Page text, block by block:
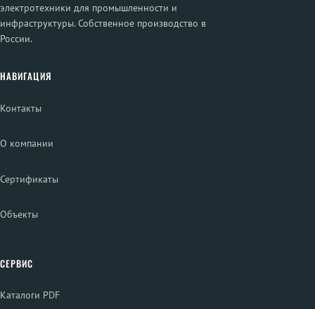
электротехники для промышленности и
инфраструктуры. Собственное производство в
России.
НАВИГАЦИЯ
Контакты
О компании
Сертификаты
Объекты
СЕРВИС
Каталоги PDF